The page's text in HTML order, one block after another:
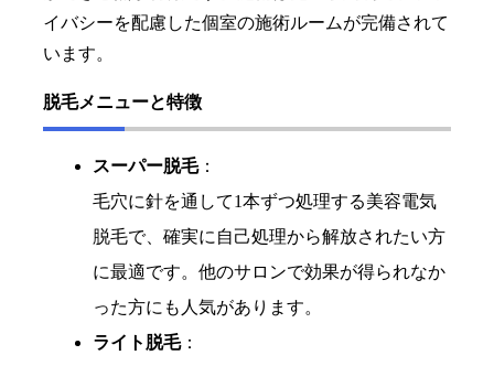
イバシーを配慮した個室の施術ルームが完備されて
います。
脱毛メニューと特徴
スーパー脱毛：
毛穴に針を通して1本ずつ処理する美容電気
脱毛で、確実に自己処理から解放されたい方
に最適です。他のサロンで効果が得られなか
った方にも人気があります。
ライト脱毛：